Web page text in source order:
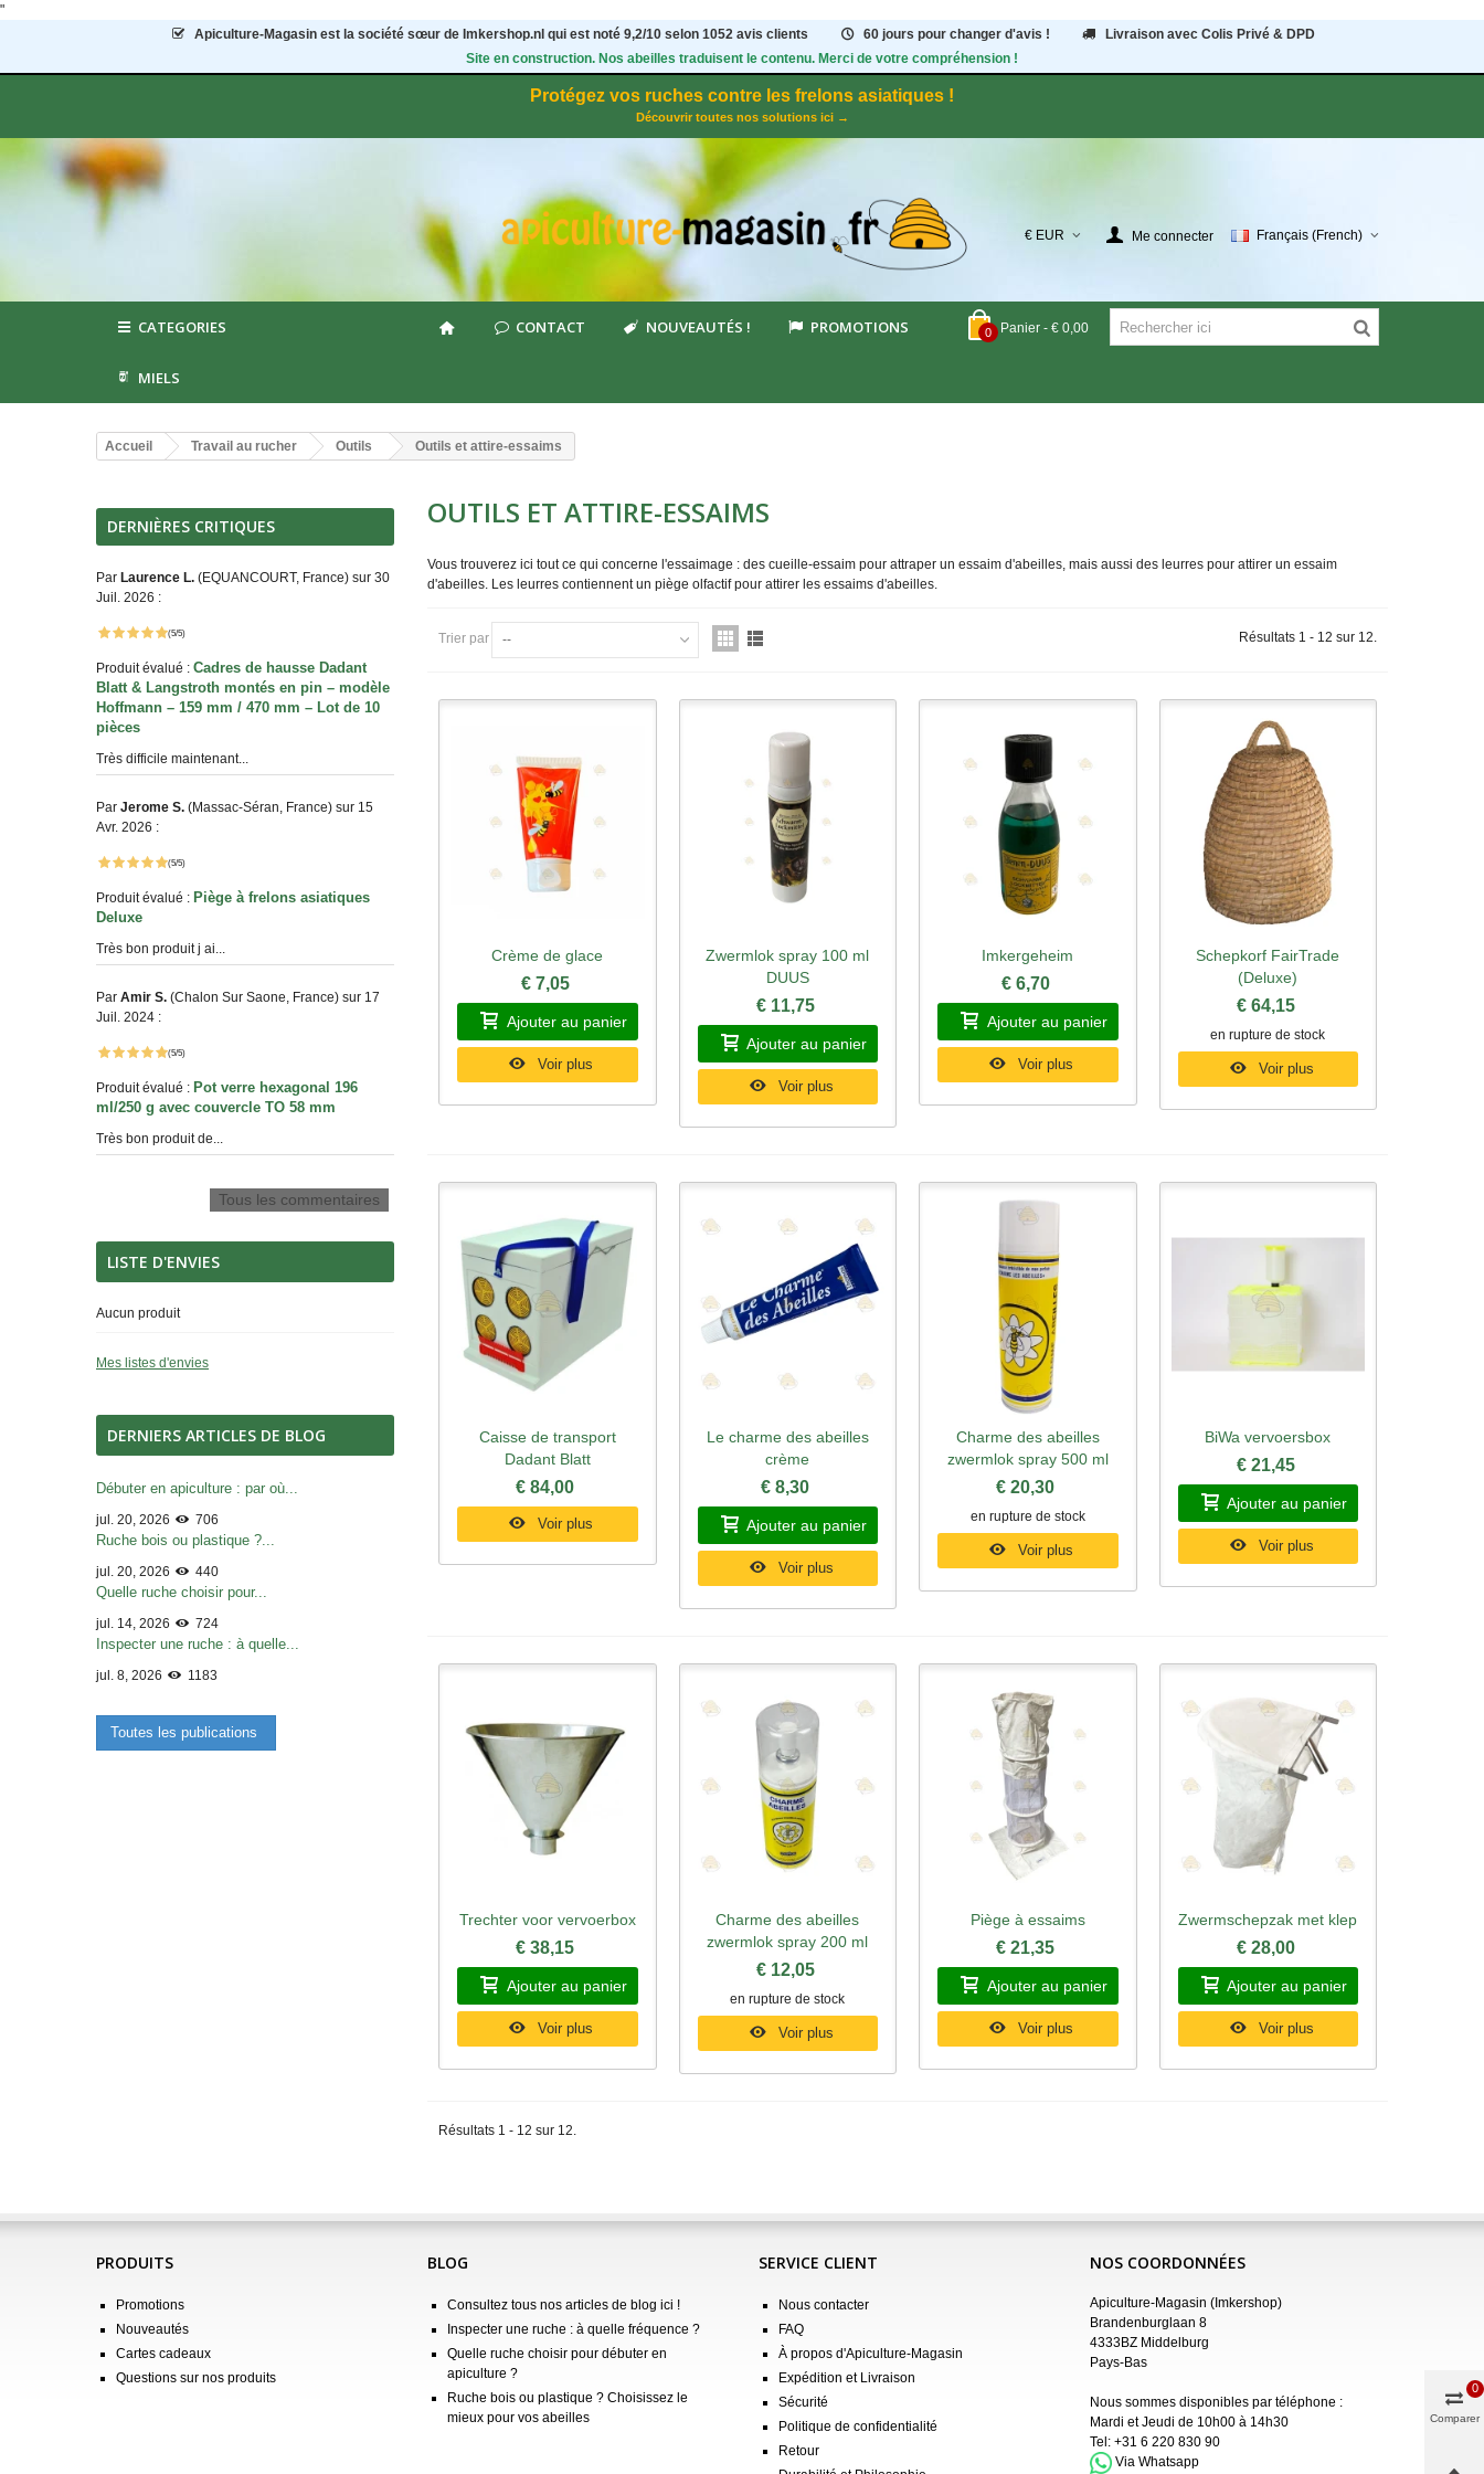
"
Apiculture-Magasin est la société sœur de Imkershop.nl qui est noté 9,2/10 selon 1052avis clients 60 jours pour changer d'avis !
Livraison avec Colis Privé & DPD
Site en construction. Nos abeilles traduisent le contenu. Merci de votre compréhension !
Protégez vos ruches contre les frelons asiatiques !
Découvrir toutes nos solutions ici →
€ EUR Me connecter Français (French)
0 Panier - € 0,00
CATEGORIES CONTACT NOUVEAUTÉS ! PROMOTIONS
MIELS
Accueil Travail au rucher Outils Outils et attire-essaims
DERNIÈRES CRITIQUES
Par Laurence L. (EQUANCOURT, France) sur 30
Juil. 2026 :
(5/5)
Produit évalué : Cadres de hausse Dadant
Blatt & Langstroth montés en pin – modèle
Hoffmann – 159 mm / 470 mm – Lot de 10
pièces
Très difficile maintenant...
Par Jerome S. (Massac-Séran, France) sur 15
Avr. 2026 :
(5/5)
Produit évalué : Piège à frelons asiatiques
Deluxe
Très bon produit j ai...
Par Amir S. (Chalon Sur Saone, France) sur 17
Juil. 2024 :
(5/5)
Produit évalué : Pot verre hexagonal 196
ml/250 g avec couvercle TO 58 mm
Très bon produit de...
Tous les commentaires
LISTE D'ENVIES
Aucun produit
Mes listes d'envies
DERNIERS ARTICLES DE BLOG
Débuter en apiculture : par où...
jul. 20, 2026 706
Ruche bois ou plastique ?...
jul. 20, 2026 440
Quelle ruche choisir pour...
jul. 14, 2026 724
Inspecter une ruche : à quelle...
jul. 8, 2026 1183
Toutes les publications
OUTILS ET ATTIRE-ESSAIMS
Vous trouverez ici tout ce qui concerne l'essaimage : des cueille-essaim pour attraper un essaim d'abeilles, mais aussi des leurres pour attirer un essaim
d'abeilles. Les leurres contiennent un piège olfactif pour attirer les essaims d'abeilles.
Trier par -- Résultats 1 - 12 sur 12.
Aperçu rapide
Crème de glace
€ 7,05
Ajouter au panier
Voir plus
Aperçu rapide
Zwermlok spray 100 ml
DUUS
€ 11,75
Ajouter au panier
Voir plus
Aperçu rapide
Imkergeheim
€ 6,70
Ajouter au panier
Voir plus
Aperçu rapide
Schepkorf FairTrade
(Deluxe)
€ 64,15
en rupture de stock
Voir plus
Aperçu rapide
Caisse de transport
Dadant Blatt
€ 84,00
Voir plus
Aperçu rapide
Le charme des abeilles
crème
€ 8,30
Ajouter au panier
Voir plus
Aperçu rapide
Charme des abeilles
zwermlok spray 500 ml
€ 20,30
en rupture de stock
Voir plus
Aperçu rapide
BiWa vervoersbox
€ 21,45
Ajouter au panier
Voir plus
Aperçu rapide
Trechter voor vervoerbox
€ 38,15
Ajouter au panier
Voir plus
Aperçu rapide
Charme des abeilles
zwermlok spray 200 ml
€ 12,05
en rupture de stock
Voir plus
Aperçu rapide
Piège à essaims
€ 21,35
Ajouter au panier
Voir plus
Aperçu rapide
Zwermschepzak met klep
€ 28,00
Ajouter au panier
Voir plus
Résultats 1 - 12 sur 12.
PRODUITS
Promotions
Nouveautés
Cartes cadeaux
Questions sur nos produits
BLOG
Consultez tous nos articles de blog ici !
Inspecter une ruche : à quelle fréquence ?
Quelle ruche choisir pour débuter en
apiculture ?
Ruche bois ou plastique ? Choisissez le
mieux pour vos abeilles
SERVICE CLIENT
Nous contacter
FAQ
À propos d'Apiculture-Magasin
Expédition et Livraison
Sécurité
Politique de confidentialité
Retour
NOS COORDONNÉES
Apiculture-Magasin (Imkershop)
Brandenburglaan 8
4333BZ Middelburg
Pays-Bas
Nous sommes disponibles par téléphone :
Mardi et Jeudi de 10h00 à 14h30
Tel: +31 6 220 830 90
Via Whatsapp
Comparer
0